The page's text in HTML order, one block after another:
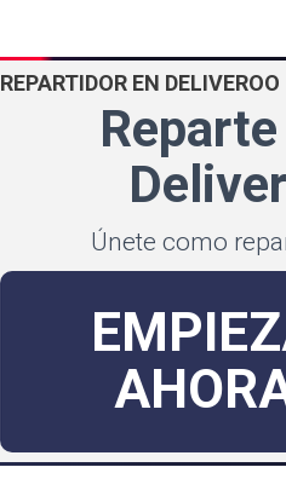
REPARTIDOR EN DELIVEROO
Únete como